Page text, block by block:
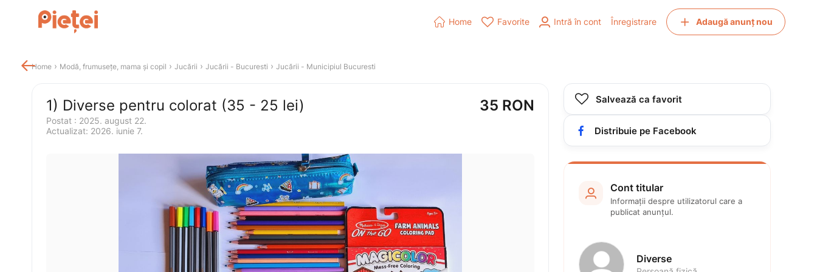
Home › Modă, frumusețe, mama și copil › Jucării › Jucării - Bucuresti › Jucării - Municipiul Bucuresti
1) Diverse pentru colorat (35 - 25 lei) 35 RON
Postat : 2025. august 22.
Actualizat: 2026. iunie 7.
 Salvează ca favorit
 Distribuie pe Facebook
 Cont titular
Informații despre utilizatorul care a
publicat anunțul.
Diverse
 Home  Favorite  Intră în cont Înregistrare  Adaugă anunț nou